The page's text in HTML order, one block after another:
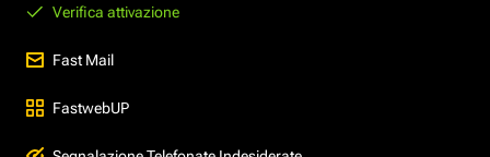
Verifica attivazione
Fast Mail
FastwebUP